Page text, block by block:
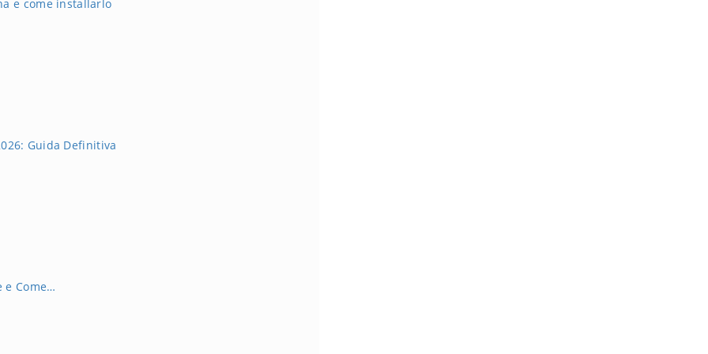
e come installarlo
Guida Definitiva
e Come…